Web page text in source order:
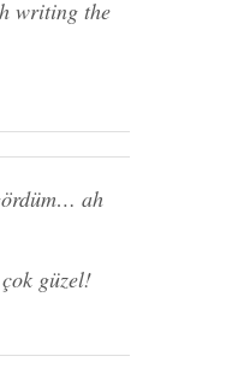
writing the
ah
güzel!